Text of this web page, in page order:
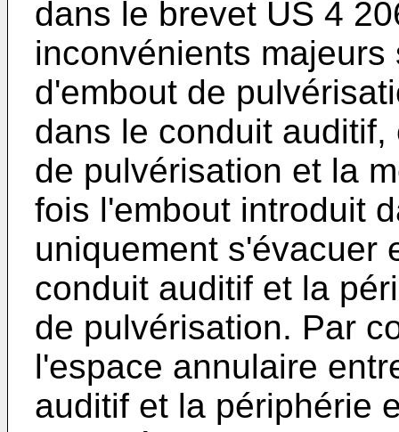
dans le brevet US 4
inconvénients
d'embout de
dans le conduit
de pulvérisation et la
fois l'embout introduit
uniquement s'évacuer
conduit auditif et la
de pulvérisation. Par
l'espace annulaire
auditif et la périphérie